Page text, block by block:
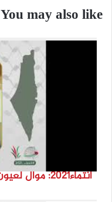
You may also like
انتماء2021: موال لعيون فلسطين، الفنان اياد، فلسطين